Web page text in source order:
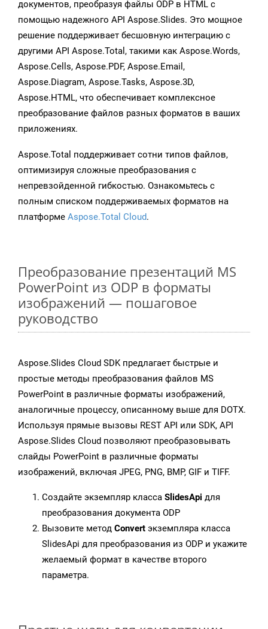
документов, преобразуя файлы ODP в HTML с
помощью надежного API Aspose.Slides. Это мощное
решение поддерживает бесшовную интеграцию с
другими API Aspose.Total, такими как Aspose.Words,
Aspose.Cells, Aspose.PDF, Aspose.Email,
Aspose.Diagram, Aspose.Tasks, Aspose.3D,
Aspose.HTML, что обеспечивает комплексное
преобразование файлов разных форматов в ваших
приложениях.
Aspose.Total поддерживает сотни типов файлов,
оптимизируя сложные преобразования с
непревзойденной гибкостью. Ознакомьтесь с
полным списком поддерживаемых форматов на
платформе Aspose.Total Cloud.
Преобразование презентаций MS
PowerPoint из ODP в форматы
изображений — пошаговое
руководство
Aspose.Slides Cloud SDK предлагает быстрые и
простые методы преобразования файлов MS
PowerPoint в различные форматы изображений,
аналогичные процессу, описанному выше для DOTX.
Используя прямые вызовы REST API или SDK, API
Aspose.Slides Cloud позволяют преобразовывать
слайды PowerPoint в различные форматы
изображений, включая JPEG, PNG, BMP, GIF и TIFF.
Создайте экземпляр класса SlidesApi для
преобразования документа ODP
Вызовите метод Convert экземпляра класса
SlidesApi для преобразования из ODP и укажите
желаемый формат в качестве второго
параметра.